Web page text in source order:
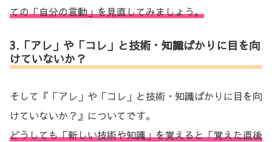
ての「自分の言動」を見直してみましょう。
3.「アレ」や「コレ」と技術・知識ばかりに目を向
けていないか？
そして『「アレ」や「コレ」と技術・知識ばかりに目を向
けていないか？』についてです。
どうしても「新しい技術や知識」を覚えると「覚えた直後